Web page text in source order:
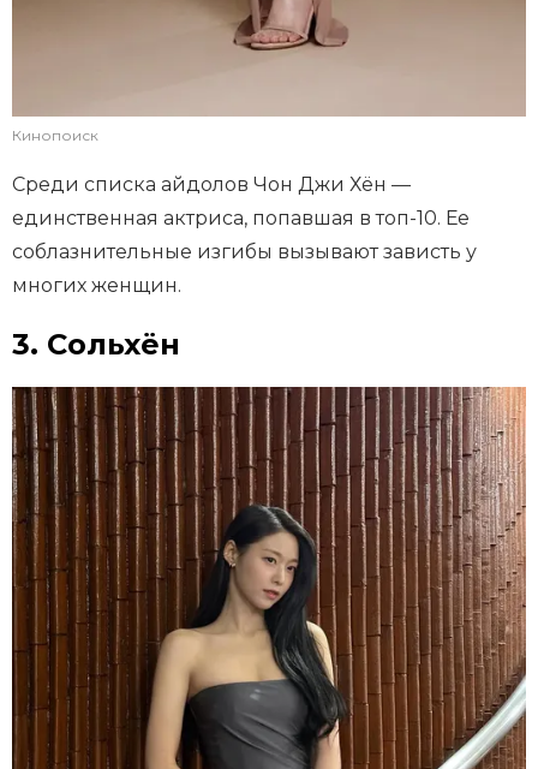
Кинопоиск
Среди списка айдолов Чон Джи Хён —
единственная актриса, попавшая в топ-10. Ее
соблазнительные изгибы вызывают зависть у
многих женщин.
3. Сольхён